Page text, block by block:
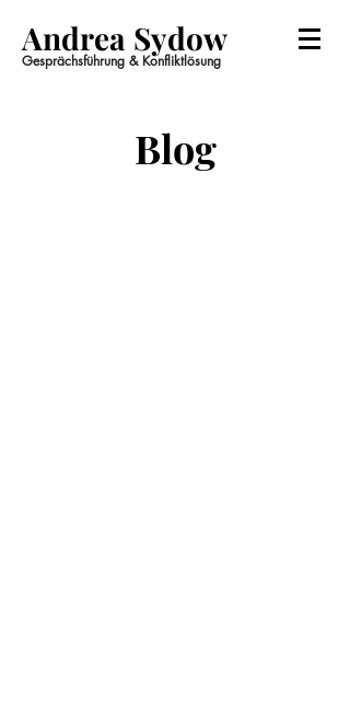
Andrea Sydow
Gesprächsführung & Konfliktlösung
Blog